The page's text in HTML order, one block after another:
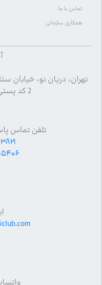
تماس با ما
همکاری سازمانی
2 کد پستی 1455994633
تلفن تماس